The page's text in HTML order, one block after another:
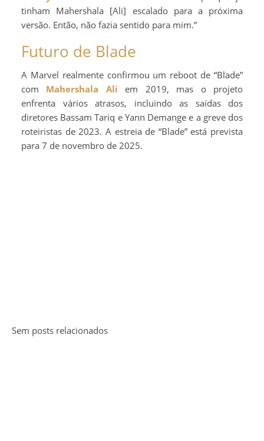
tinham Mahershala [Ali] escalado para a próxima
versão. Então, não fazia sentido para mim.”
Futuro de Blade
A Marvel realmente confirmou um reboot de “Blade”
com Mahershala Ali em 2019, mas o projeto
enfrenta vários atrasos, incluindo as saídas dos
diretores Bassam Tariq e Yann Demange e a greve dos
roteiristas de 2023. A estreia de “Blade” está prevista
para 7 de novembro de 2025.
Sem posts relacionados